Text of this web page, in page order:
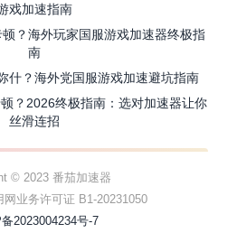
戏加速指南
？海外玩家国服游戏加速器终极指
南
什？海外党国服游戏加速避坑指南
？2026终极指南：选对加速器让你
丝滑连招
© 2023 番茄加速器
业务许可证 B1-20231050
2023004234号-7